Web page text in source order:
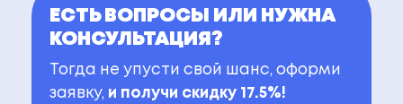
ЕСТЬ ВОПРОСЫ ИЛИ НУЖНА
КОНСУЛЬТАЦИЯ?
Тогда не упусти свой шанс, оформи
заявку, и получи скидку 17.5%!